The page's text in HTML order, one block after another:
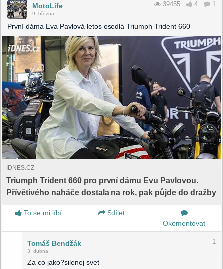
MotoLife
9. března
39455 4 1
První dáma Eva Pavlová letos osedlá Triumph Trident 660
IDNES.CZ
Triumph Trident 660 pro první dámu Evu Pavlovou.
Přívětivého naháče dostala na rok, pak půjde do dražby
To se mi líbí
Sdílet
Okomentovat
Tomáš Bendžák
3. dubna
1
Za co jako?silenej svet